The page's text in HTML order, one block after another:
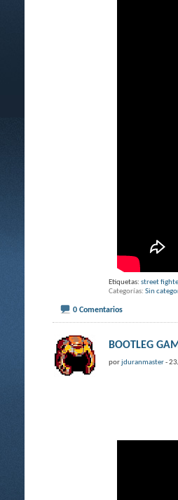
Etiquetas: street
Categorías Sin
0 Comentarios
BOOTLEG
porjduranmaster-